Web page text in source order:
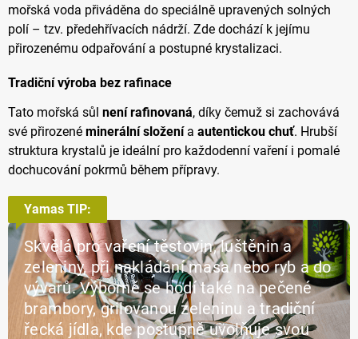
mořská voda přiváděna do speciálně upravených solných
polí – tzv. předehřívacích nádrží. Zde dochází k jejímu
přirozenému odpařování a postupné krystalizaci.
Tradiční výroba bez rafinace
Tato mořská sůl není rafinovaná, díky čemuž si zachovává
své přirozené minerální složenía autentickou chuť. Hrubší
struktura krystalů je ideální pro každodenní vaření i pomalé
dochucování pokrmů během přípravy.
Yamas TIP:
Skvělá pro vaření těstovin, luštěnin a
zeleniny, při nakládání masa nebo ryb a do
vývarů. Výborně se hodí také na pečené
brambory, grilovanou zeleninu a tradiční
řecká jídla, kde postupně uvolňuje svou